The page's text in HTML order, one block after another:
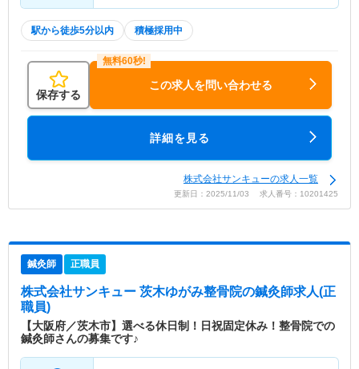
駅から徒歩5分以内 積極採用中
保存する
この求人を問い合わせる
詳細を見る
株式会社サンキューの求人一覧
更新日：2025/11/03 求人番号：10201425
鍼灸師 正職員
株式会社サンキュー 茨木ゆがみ整骨院の鍼灸師求人(正
職員)
【大阪府／茨木市】選べる休日制！日祝固定休み！整骨院での
鍼灸師さんの募集です♪